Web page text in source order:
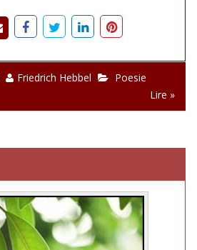
Friedrich Hebbel
Poesie
Lire »